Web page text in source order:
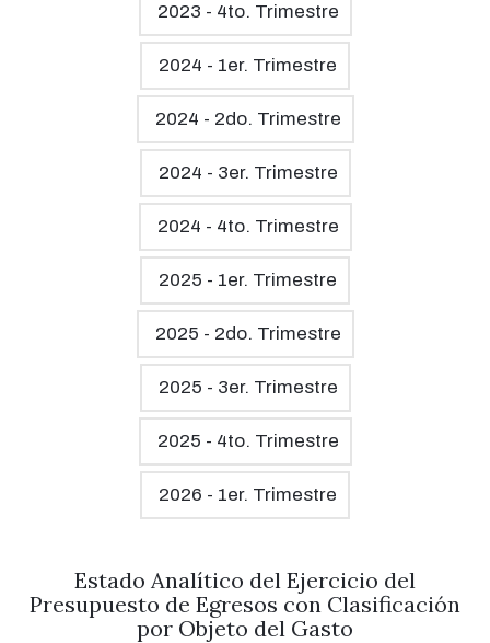
2023 - 4to. Trimestre
2024 - 1er. Trimestre
2024 - 2do. Trimestre
2024 - 3er. Trimestre
2024 - 4to. Trimestre
2025 - 1er. Trimestre
2025 - 2do. Trimestre
2025 - 3er. Trimestre
2025 - 4to. Trimestre
2026 - 1er. Trimestre
Estado Analítico del Ejercicio del
Presupuesto de Egresos con Clasificación
por Objeto del Gasto